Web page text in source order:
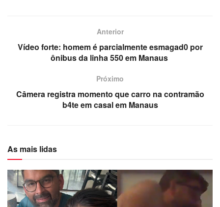
Anterior
Vídeo forte: homem é parcialmente esmagad0 por
ônibus da linha 550 em Manaus
Próximo
Câmera registra momento que carro na contramão
b4te em casal em Manaus
As mais lidas